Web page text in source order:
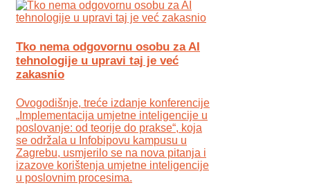
Tko nema odgovornu osobu za AI
tehnologije u upravi taj je već
zakasnio
Ovogodišnje, treće izdanje konferencije
„Implementacija umjetne inteligencije u
poslovanje: od teorije do prakse“, koja
se održala u Infobipovu kampusu u
Zagrebu, usmjerilo se na nova pitanja i
izazove korištenja umjetne inteligencije
u poslovnim procesima.